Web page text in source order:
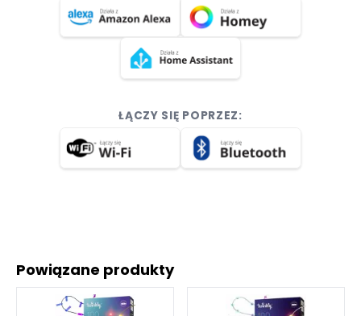
ŁĄCZY SIĘ POPRZEZ:
Powiązane produkty